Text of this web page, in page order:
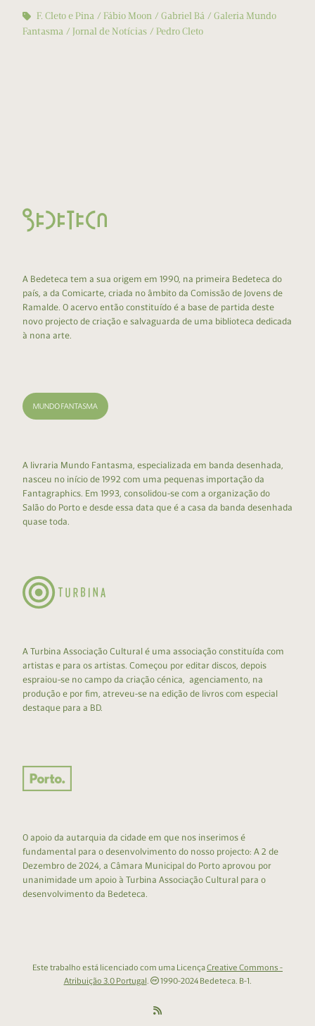
F. Cleto e Pina
Fábio Moon Gabriel Bá
Galeria Mundo
Fantasma
Jornal de Notícias Pedro Cleto
A Bedeteca tem a sua origem em 1990, na primeira Bedeteca do
país, a da Comicarte, criada no âmbito da Comissão de Jovens de
Ramalde. O acervo então constituído é a base de partida deste
novo projecto de criação e salvaguarda de uma biblioteca dedicada
à nona arte.
A livraria Mundo Fantasma, especializada em banda desenhada,
nasceu no início de 1992 com uma pequenas importação da
Fantagraphics. Em 1993, consolidou-se com a organização do
Salão do Porto e desde essa data que é a casa da banda desenhada
quase toda.
A Turbina Associação Cultural é uma associação constituída com
artistas e para os artistas. Começou por editar discos, depois
espraiou-se no campo da criação cénica, agenciamento, na
produção e por fim, atreveu-se na edição de livros com especial
destaque para a BD.
O apoio da autarquia da cidade em que nos inserimos é
fundamental para o desenvolvimento do nosso projecto: A 2 de
Dezembro de 2024, a Câmara Municipal do Porto aprovou por
unanimidade um apoio à Turbina Associação Cultural para o
desenvolvimento da Bedeteca.
Este trabalho está licenciado com uma LicençaCreative Commons -
Atribuição 3.0 Portugal. 1990-2024 Bedeteca. B-1.